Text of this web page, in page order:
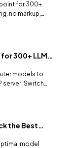
for 300+
no markup,
300+ LLMs
models to
server. Switch
the Best
model